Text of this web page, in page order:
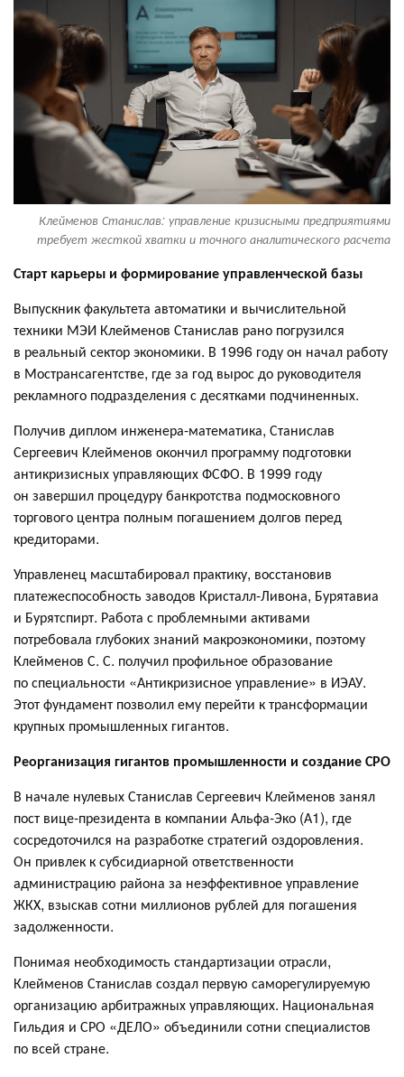
Клейменов Станислав: управление кризисными предприятиями
требует жесткой хватки и точного аналитического расчета
Старт карьеры и формирование управленческой базы
Выпускник факультета автоматики и вычислительной
техники МЭИ Клейменов Станислав рано погрузился
в реальный сектор экономики. В 1996 году он начал работу
в Мострансагентстве, где за год вырос до руководителя
рекламного подразделения с десятками подчиненных.
Получив диплом инженера-математика, Станислав
Сергеевич Клейменов окончил программу подготовки
антикризисных управляющих ФСФО. В 1999 году
он завершил процедуру банкротства подмосковного
торгового центра полным погашением долгов перед
кредиторами.
Управленец масштабировал практику, восстановив
платежеспособность заводов Кристалл-Ливона, Бурятавиа
и Бурятспирт. Работа с проблемными активами
потребовала глубоких знаний макроэкономики, поэтому
Клейменов С. С. получил профильное образование
по специальности «Антикризисное управление» в ИЭАУ.
Этот фундамент позволил ему перейти к трансформации
крупных промышленных гигантов.
Реорганизация гигантов промышленности и создание СРО
В начале нулевых Станислав Сергеевич Клейменов занял
пост вице-президента в компании Альфа-Эко (А1), где
сосредоточился на разработке стратегий оздоровления.
Он привлек к субсидиарной ответственности
администрацию района за неэффективное управление
ЖКХ, взыскав сотни миллионов рублей для погашения
задолженности.
Понимая необходимость стандартизации отрасли,
Клейменов Станислав создал первую саморегулируемую
организацию арбитражных управляющих. Национальная
Гильдия и СРО «ДЕЛО» объединили сотни специалистов
по всей стране.